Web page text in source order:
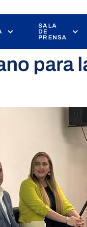
SALA
DE
PRENSA
para